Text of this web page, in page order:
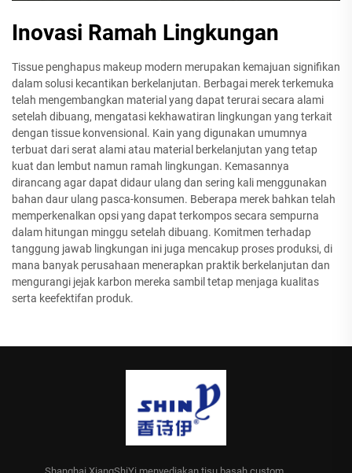
Inovasi Ramah Lingkungan
Tissue penghapus makeup modern merupakan kemajuan signifikan
dalam solusi kecantikan berkelanjutan. Berbagai merek terkemuka
telah mengembangkan material yang dapat terurai secara alami
setelah dibuang, mengatasi kekhawatiran lingkungan yang terkait
dengan tissue konvensional. Kain yang digunakan umumnya
terbuat dari serat alami atau material berkelanjutan yang tetap
kuat dan lembut namun ramah lingkungan. Kemasannya
dirancang agar dapat didaur ulang dan sering kali menggunakan
bahan daur ulang pasca-konsumen. Beberapa merek bahkan telah
memperkenalkan opsi yang dapat terkompos secara sempurna
dalam hitungan minggu setelah dibuang. Komitmen terhadap
tanggung jawab lingkungan ini juga mencakup proses produksi, di
mana banyak perusahaan menerapkan praktik berkelanjutan dan
mengurangi jejak karbon mereka sambil tetap menjaga kualitas
serta keefektifan produk.